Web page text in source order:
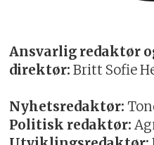
Ansvarlig redaktør
direktør: Britt Sofie
Nyhetsredaktør:
Politisk redaktør: